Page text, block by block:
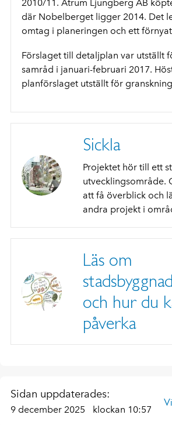
2010/11. Atrum Ljungberg AB
där Nobelberget ligger 2014. Det
omtag i planeringen och ett
Förslaget till detaljplan var utställt
samråd i januari-februari 2017.
planförslaget utställt för
Sickla
Projektet hör till ett
utvecklingsområde.
att få överblick och
andra projekt i
Läs om
och hur du
påverka
Sidan uppdaterades:
9 december 2025 klockan 10:57